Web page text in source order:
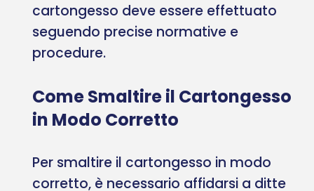
cartongesso deve essere effettuato
seguendo precise normative e
procedure.
Come Smaltire il Cartongesso
in Modo Corretto
Per smaltire il cartongesso in modo
corretto, è necessario affidarsi a ditte